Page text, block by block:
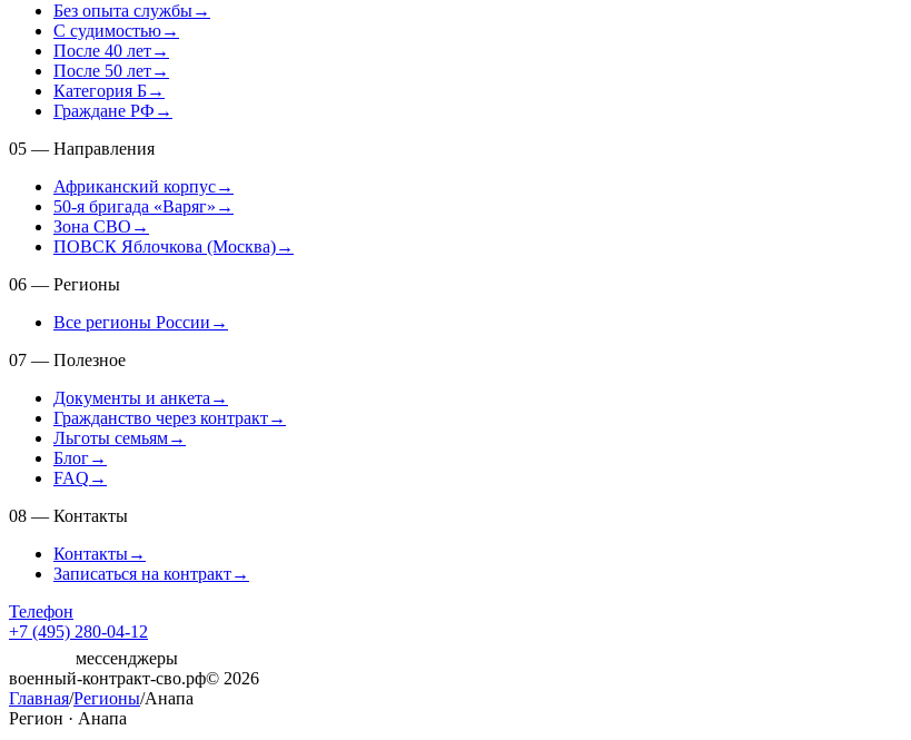
Без опыта службы→
С судимостью→
После 40 лет→
После 50 лет→
Категория Б→
Граждане РФ →
05 — Направления
Африканский корпус→
50-я бригада «Варяг» →
Зона СВО →
ПОВСК Яблочкова (Москва)→
06 — Регионы
Все регионы России →
07 — Полезное
Документы и анкета →
Гражданство через контракт→
Льготы семьям→
Блог→
FAQ →
08 — Контакты
Контакты→
Записаться на контракт→
Телефон
+7 (495) 280-04-12
мессенджеры
военный-контракт-сво.рф© 2026
Главная/Регионы/Анапа
Регион · Анапа